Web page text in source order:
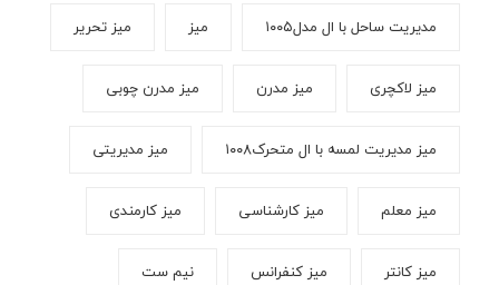
مدیریت ساحل با ال مدل۱۰۰۵ میز میز تحریر
میز لاکچری میز مدرن میز مدرن چوبی
میز مدیریت لمسه با ال متحرک۱۰۰۸ میز مدیریتی
میز معلم میز کارشناسی میز کارمندی
میز کانتر میز کنفرانس نیم ست